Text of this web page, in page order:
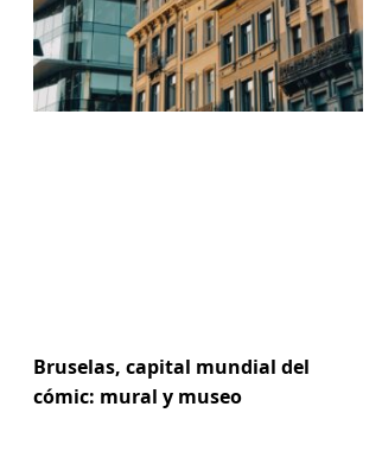
Bruselas, capital mundial del
cómic: mural y museo